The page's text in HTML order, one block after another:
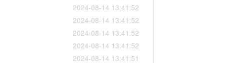
2024-08-14 13:41:52
2024-08-14 13:41:52
2024-08-14 13:41:52
2024-08-14 13:41:52
2024-08-14 13:41:51